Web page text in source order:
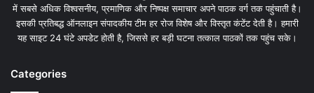
में सबसे अधिक विश्वसनीय, प्रमाणिक और निष्पक्ष समाचार अपने पाठक वर्ग तक पहुंचाती है।
इसकी प्रतिबद्ध ऑनलाइन संपादकीय टीम हर रोज विशेष और विस्तृत कंटेंट देती है। हमारी
यह साइट 24 घंटे अपडेट होती है, जिससे हर बड़ी घटना तत्काल पाठकों तक पहुंच सके।
Categories